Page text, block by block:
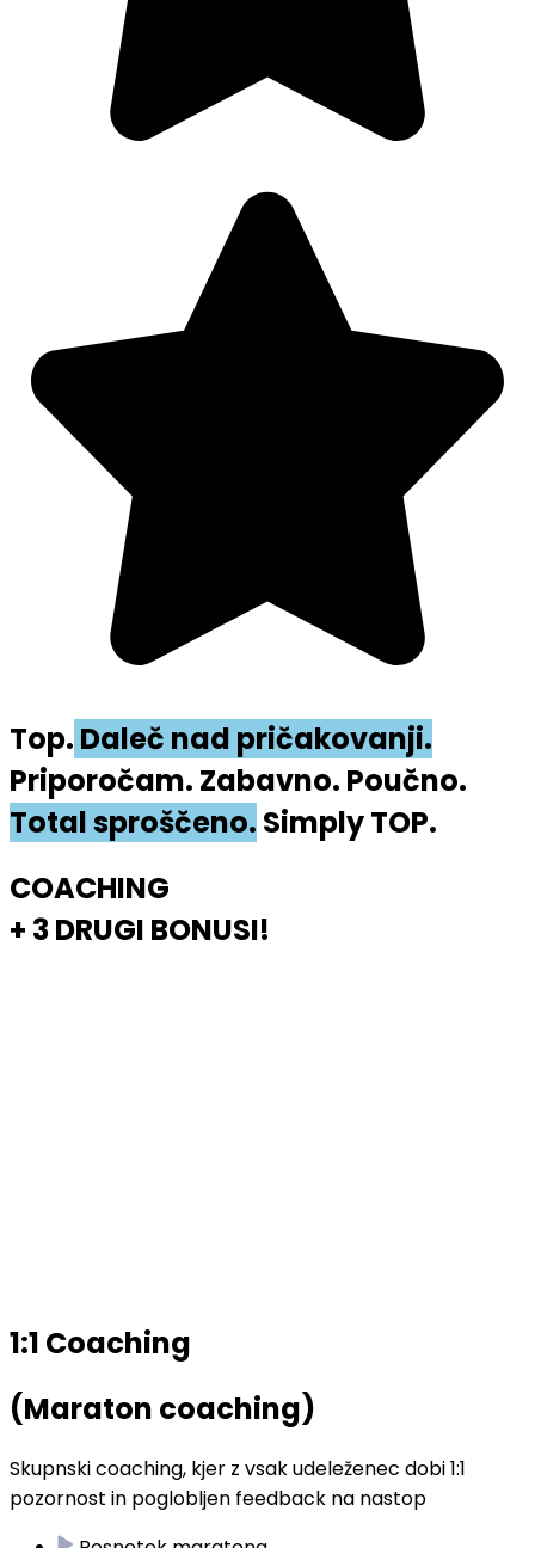
Top. Daleč nad pričakovanji.
Priporočam. Zabavno. Poučno.
Total sproščeno. Simply TOP.
COACHING
+ 3 DRUGI BONUSI!
1:1 Coaching​
(Maraton coaching)​
Skupnski coaching, kjer z vsak udeleženec dobi 1:1
pozornost in poglobljen feedback na nastop